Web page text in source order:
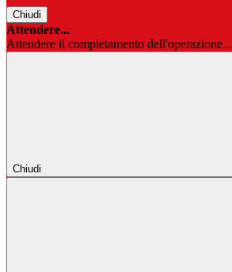
Chiudi
Attendere...
Attendere il completamento dell'operazione...
Chiudi